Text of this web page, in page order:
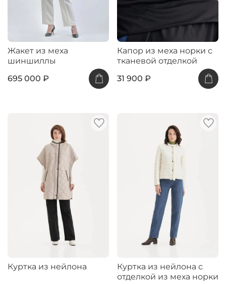
Жакет из меха
шиншиллы
695 000 ₽
Капор из меха норки с
тканевой отделкой
31 900 ₽
Куртка из нейлона
Куртка из нейлона с
отделкой из меха норки